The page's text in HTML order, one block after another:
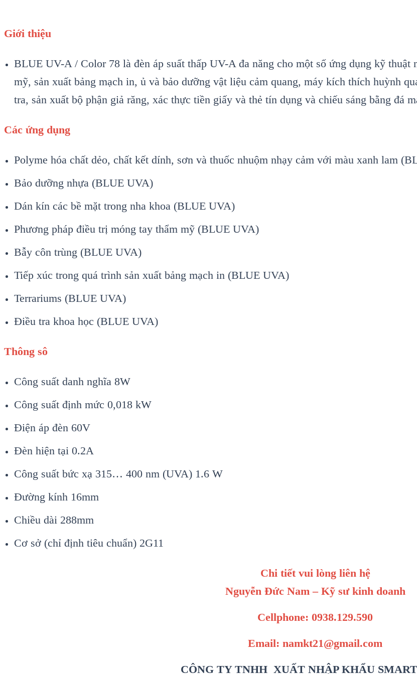
Giới thiệu
BLUE UV-A / Color 78 là đèn áp suất thấp UV-A đa năng cho một số ứng dụng kỹ thuật
mỹ, sản xuất bảng mạch in, ủ và bảo dưỡng vật liệu cảm quang, máy kích thích huỳnh
tra, sản xuất bộ phận giả răng, xác thực tiền giấy và thẻ tín dụng và chiếu sáng bằng đá
Các ứng dụng
Polyme hóa chất dẻo, chất kết dính, sơn và thuốc nhuộm nhạy cảm với màu xanh lam
Bảo dưỡng nhựa (BLUE UVA)
Dán kín các bề mặt trong nha khoa (BLUE UVA)
Phương pháp điều trị móng tay thẩm mỹ (BLUE UVA)
Bẫy côn trùng (BLUE UVA)
Tiếp xúc trong quá trình sản xuất bảng mạch in (BLUE UVA)
Terrariums (BLUE UVA)
Điều tra khoa học (BLUE UVA)
Thông sô
Công suất danh nghĩa 8W
Công suất định mức 0,018 kW
Điện áp đèn 60V
Đèn hiện tại 0.2A
Công suất bức xạ 315… 400 nm (UVA) 1.6 W
Đường kính 16mm
Chiều dài 288mm
Cơ sở (chỉ định tiêu chuẩn) 2G11
Chi tiết vui lòng liên hệ
Nguyễn Đức Nam – Kỹ sư kinh doanh
Cellphone: 0938.129.590
Email: namkt21@gmail.com
CÔNG TY TNHH XUẤT NHẬP KHẨU